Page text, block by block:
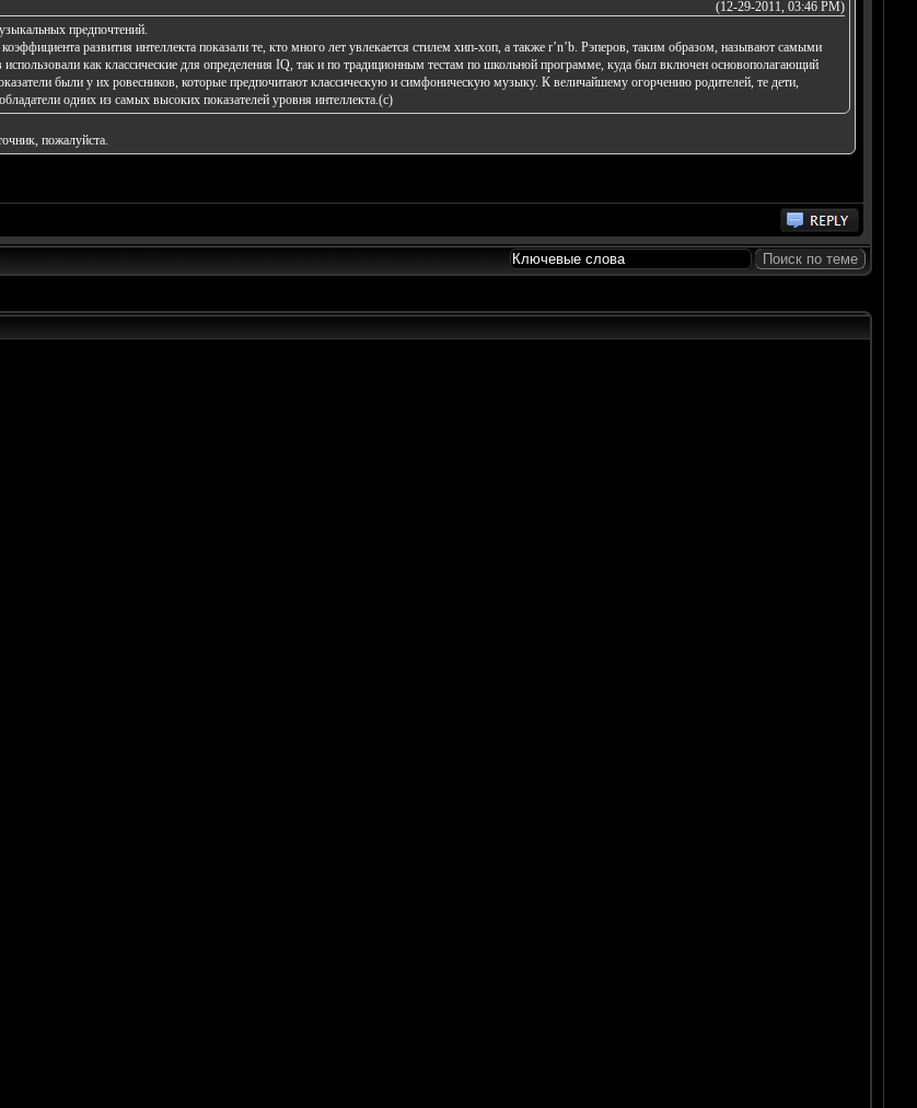
(12-29-2011, 03:46 PM)
предпочтений.
развития интеллекта показали те, кто много лет увлекается стилем хип-хоп, а также r’n’b. Рэперов, таким образом, называют самыми
как классические для определения IQ, так и по традиционным тестам по школьной программе, куда был включен основополагающий
были у их ровесников, которые предпочитают классическую и симфоническую музыку. К величайшему огорчению родителей, те дети,
одних из самых высоких показателей уровня интеллекта.(с)
пожалуйста.